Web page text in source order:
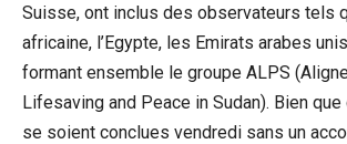
Suisse, ont inclus des observateurs tels
africaine, l’Egypte, les Emirats arabes unis
formant ensemble le groupe ALPS
Lifesaving and Peace in Sudan). Bien
se soient conclues vendredi sans un